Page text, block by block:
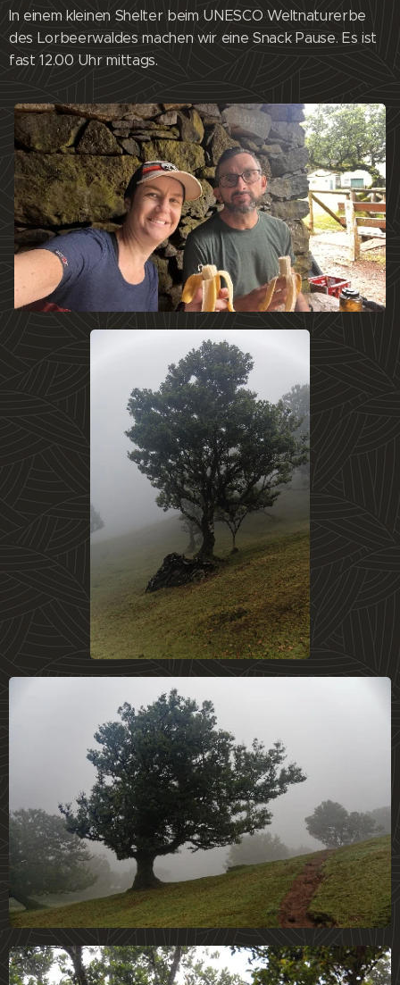
In einem kleinen Shelter beim UNESCO Weltnaturerbe
des Lorbeerwaldes machen wir eine Snack Pause. Es ist
fast 12.00 Uhr mittags.